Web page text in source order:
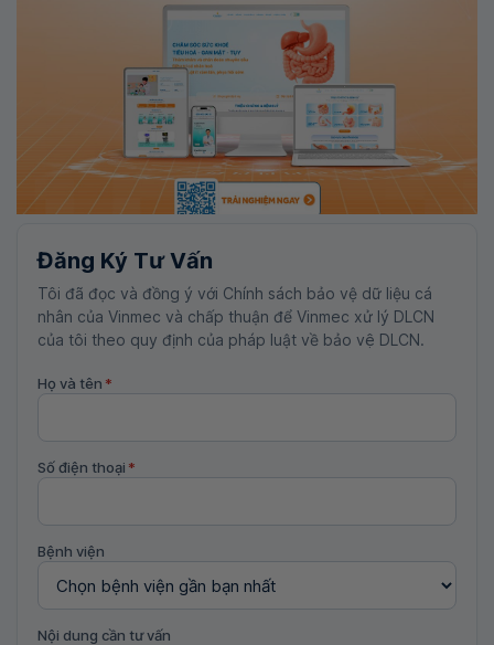
Đăng Ký Tư Vấn
Tôi đã đọc và đồng ý với Chính sách bảo vệ dữ liệu cá
nhân của Vinmec và chấp thuận để Vinmec xử lý DLCN
của tôi theo quy định của pháp luật về bảo vệ DLCN.
Họ và tên *
Số điện thoại *
Bệnh viện
Nội dung cần tư vấn